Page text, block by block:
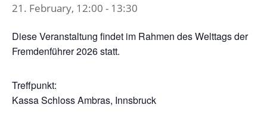
21. February, 12:00 - 13:30
Diese Veranstaltung findet im Rahmen des Welttags der
Fremdenführer 2026 statt.
Treffpunkt:
Kassa Schloss Ambras, Innsbruck